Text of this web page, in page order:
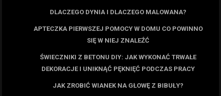
DLACZEGO DYNIA I DLACZEGO MALOWANA?
APTECZKA PIERWSZEJ POMOCY W DOMU CO POWINNO
SIĘ W NIEJ ZNALEŹĆ
ŚWIECZNIKI Z BETONU DIY: JAK WYKONAĆ TRWAŁE
DEKORACJE I UNIKNĄĆ PĘKNIĘĆ PODCZAS PRACY
JAK ZROBIĆ WIANEK NA GŁOWĘ Z BIBUŁY?